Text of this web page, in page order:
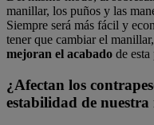
manillar, los puños y las
Siempre será más fácil y
tener que cambiar el
mejoran el acabado de
¿Afectan los
estabilidad de nuestra